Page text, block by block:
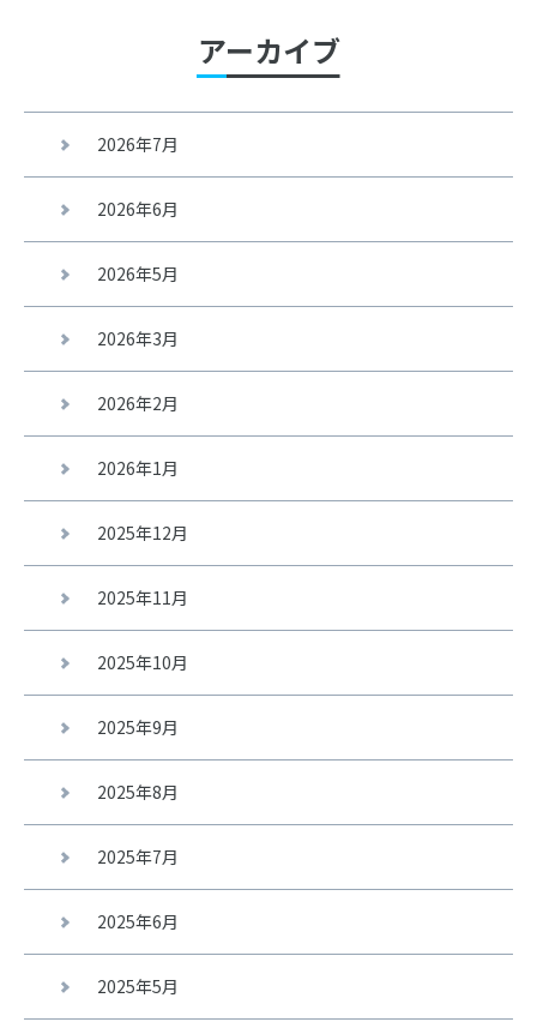
アーカイブ
2026年7月
2026年6月
2026年5月
2026年3月
2026年2月
2026年1月
2025年12月
2025年11月
2025年10月
2025年9月
2025年8月
2025年7月
2025年6月
2025年5月